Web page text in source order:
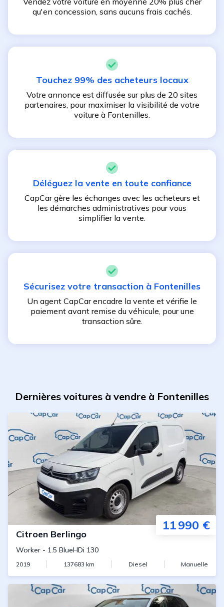
qu'en concession, sans aucuns frais cachés.
Touchez 99% des acheteurs locaux
Votre annonce est diffusée sur plus de 20 sites
partenaires, pour maximiser la visibilité de votre
voiture à Fontenilles.
Déléguez la vente en toute confiance
CapCar gère les échanges avec les acheteurs et
les démarches administratives pour vous
simplifier la vente.
Sécurisez votre transaction à Fontenilles
Un agent CapCar encadre la vente et vérifie le
paiement avant remise du véhicule, pour une
transaction sûre.
Dernières voitures à vendre à Fontenilles
11 990 €
Citroen Berlingo
Worker - 1.5 BlueHDi 130
2019 137683 km Diesel Manuelle